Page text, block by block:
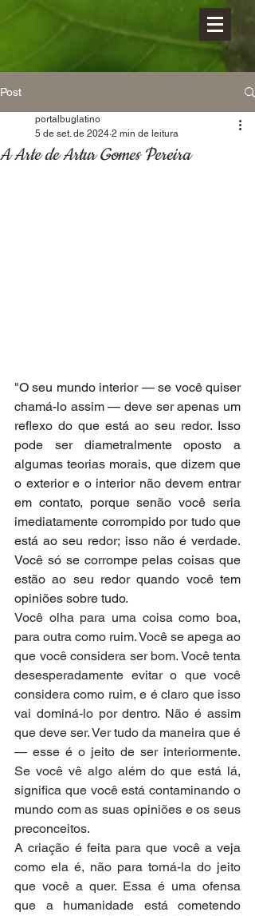
Post
A Arte de Artur Gomes Pereira
portalbuglatino
5 de set. de 2024 2 min de leitura
"O seu mundo interior — se você quiser
chamá-lo assim — deve ser apenas um
reflexo do que está ao seu redor. Isso
pode ser diametralmente oposto a
algumas teorias morais, que dizem que
o exterior e o interior não devem entrar
em contato, porque senão você seria
imediatamente corrompido por tudo que
está ao seu redor; isso não é verdade.
Você só se corrompe pelas coisas que
estão ao seu redor quando você tem
opiniões sobre tudo.
Você olha para uma coisa como boa,
para outra como ruim. Você se apega ao
que você considera ser bom. Você tenta
desesperadamente evitar o que você
considera como ruim, e é claro que isso
vai dominá-lo por dentro. Não é assim
que deve ser. Ver tudo da maneira que é
— esse é o jeito de ser interiormente.
Se você vê algo além do que está lá,
significa que você está contaminando o
mundo com as suas opiniões e os seus
preconceitos.
A criação é feita para que você a veja
como ela é, não para torná-la do jeito
que você a quer. Essa é uma ofensa
que a humanidade está cometendo